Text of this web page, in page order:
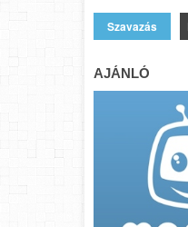
AJÁNLÓ